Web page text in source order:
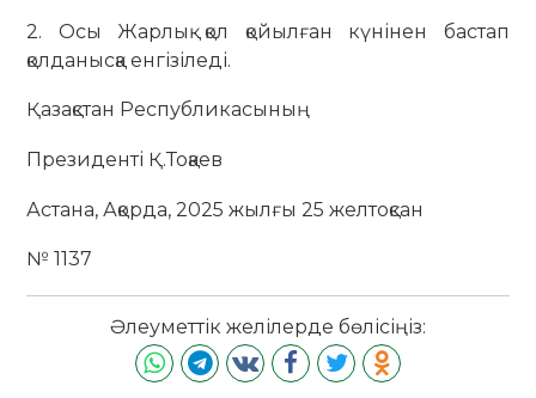
2. Осы Жарлық қол қойылған күнінен бастап
қолданысқа енгізіледі.
Қазақстан Республикасының
Президенті Қ.Тоқаев
Астана, Ақорда, 2025 жылғы 25 желтоқсан
№ 1137
Әлеуметтік желілерде бөлісіңіз: